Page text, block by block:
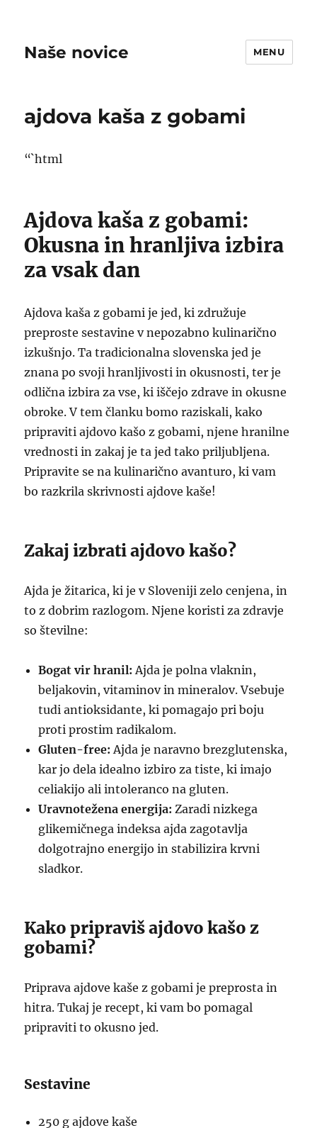
Naše novice MENU
ajdova kaša z gobami
“`html
Ajdova kaša z gobami:
Okusna in hranljiva izbira
za vsak dan
Ajdova kaša z gobami je jed, ki združuje
preproste sestavine v nepozabno kulinarično
izkušnjo. Ta tradicionalna slovenska jed je
znana po svoji hranljivosti in okusnosti, ter je
odlična izbira za vse, ki iščejo zdrave in okusne
obroke. V tem članku bomo raziskali, kako
pripraviti ajdovo kašo z gobami, njene hranilne
vrednosti in zakaj je ta jed tako priljubljena.
Pripravite se na kulinarično avanturo, ki vam
bo razkrila skrivnosti ajdove kaše!
Zakaj izbrati ajdovo kašo?
Ajda je žitarica, ki je v Sloveniji zelo cenjena, in
to z dobrim razlogom. Njene koristi za zdravje
so številne:
Bogat vir hranil: Ajda je polna vlaknin,
beljakovin, vitaminov in mineralov. Vsebuje
tudi antioksidante, ki pomagajo pri boju
proti prostim radikalom.
Gluten-free: Ajda je naravno brezglutenska,
kar jo dela idealno izbiro za tiste, ki imajo
celiakijo ali intoleranco na gluten.
Uravnotežena energija: Zaradi nizkega
glikemičnega indeksa ajda zagotavlja
dolgotrajno energijo in stabilizira krvni
sladkor.
Kako pripraviš ajdovo kašo z
gobami?
Priprava ajdove kaše z gobami je preprosta in
hitra. Tukaj je recept, ki vam bo pomagal
pripraviti to okusno jed.
Sestavine
250 g ajdove kaše